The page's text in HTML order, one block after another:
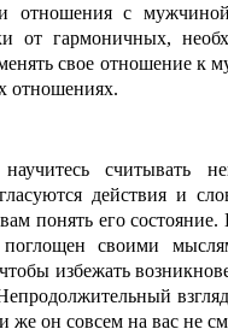
отношения с
от гармоничных,
свое отношение к
отношениях.
считывать
действия и
понять его состояние.
своими
избежать
же он совсем на вас не